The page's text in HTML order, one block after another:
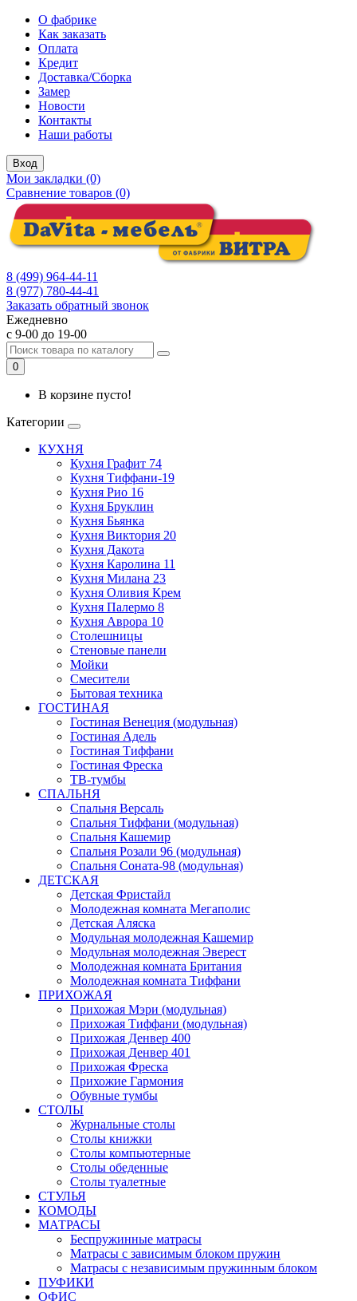
О фабрике
Как заказать
Оплата
Кредит
Доставка/Сборка
Замер
Новости
Контакты
Наши работы
Вход
Мои закладки (0)
Сравнение товаров (0)
8 (499) 964-44-11
8 (977) 780-44-41
Заказать обратный звонок
Ежедневно
с 9-00 до 19-00
0
В корзине пусто!
Категории
КУХНЯ
Кухня Графит 74
Кухня Тиффани-19
Кухня Рио 16
Кухня Бруклин
Кухня Бьянка
Кухня Виктория 20
Кухня Дакота
Кухня Каролина 11
Кухня Милана 23
Кухня Оливия Крем
Кухня Палермо 8
Кухня Аврора 10
Столешницы
Стеновые панели
Мойки
Смесители
Бытовая техника
ГОСТИНАЯ
Гостиная Венеция (модульная)
Гостиная Адель
Гостиная Тиффани
Гостиная Фреска
ТВ-тумбы
СПАЛЬНЯ
Спальня Версаль
Спальня Тиффани (модульная)
Спальня Кашемир
Спальня Розали 96 (модульная)
Спальня Соната-98 (модульная)
ДЕТСКАЯ
Детская Фристайл
Молодежная комната Мегаполис
Детская Аляска
Модульная молодежная Кашемир
Модульная молодежная Эверест
Молодежная комната Британия
Молодежная комната Тиффани
ПРИХОЖАЯ
Прихожая Мэри (модульная)
Прихожая Тиффани (модульная)
Прихожая Денвер 400
Прихожая Денвер 401
Прихожая Фреска
Прихожие Гармония
Обувные тумбы
СТОЛЫ
Журнальные столы
Столы книжки
Столы компьютерные
Столы обеденные
Столы туалетные
СТУЛЬЯ
КОМОДЫ
МАТРАСЫ
Беспружинные матрасы
Матрасы с зависимым блоком пружин
Матрасы с независимым пружинным блоком
ПУФИКИ
ОФИС